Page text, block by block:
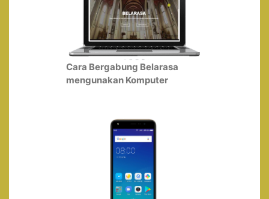
Cara Bergabung Belarasa
mengunakan Komputer